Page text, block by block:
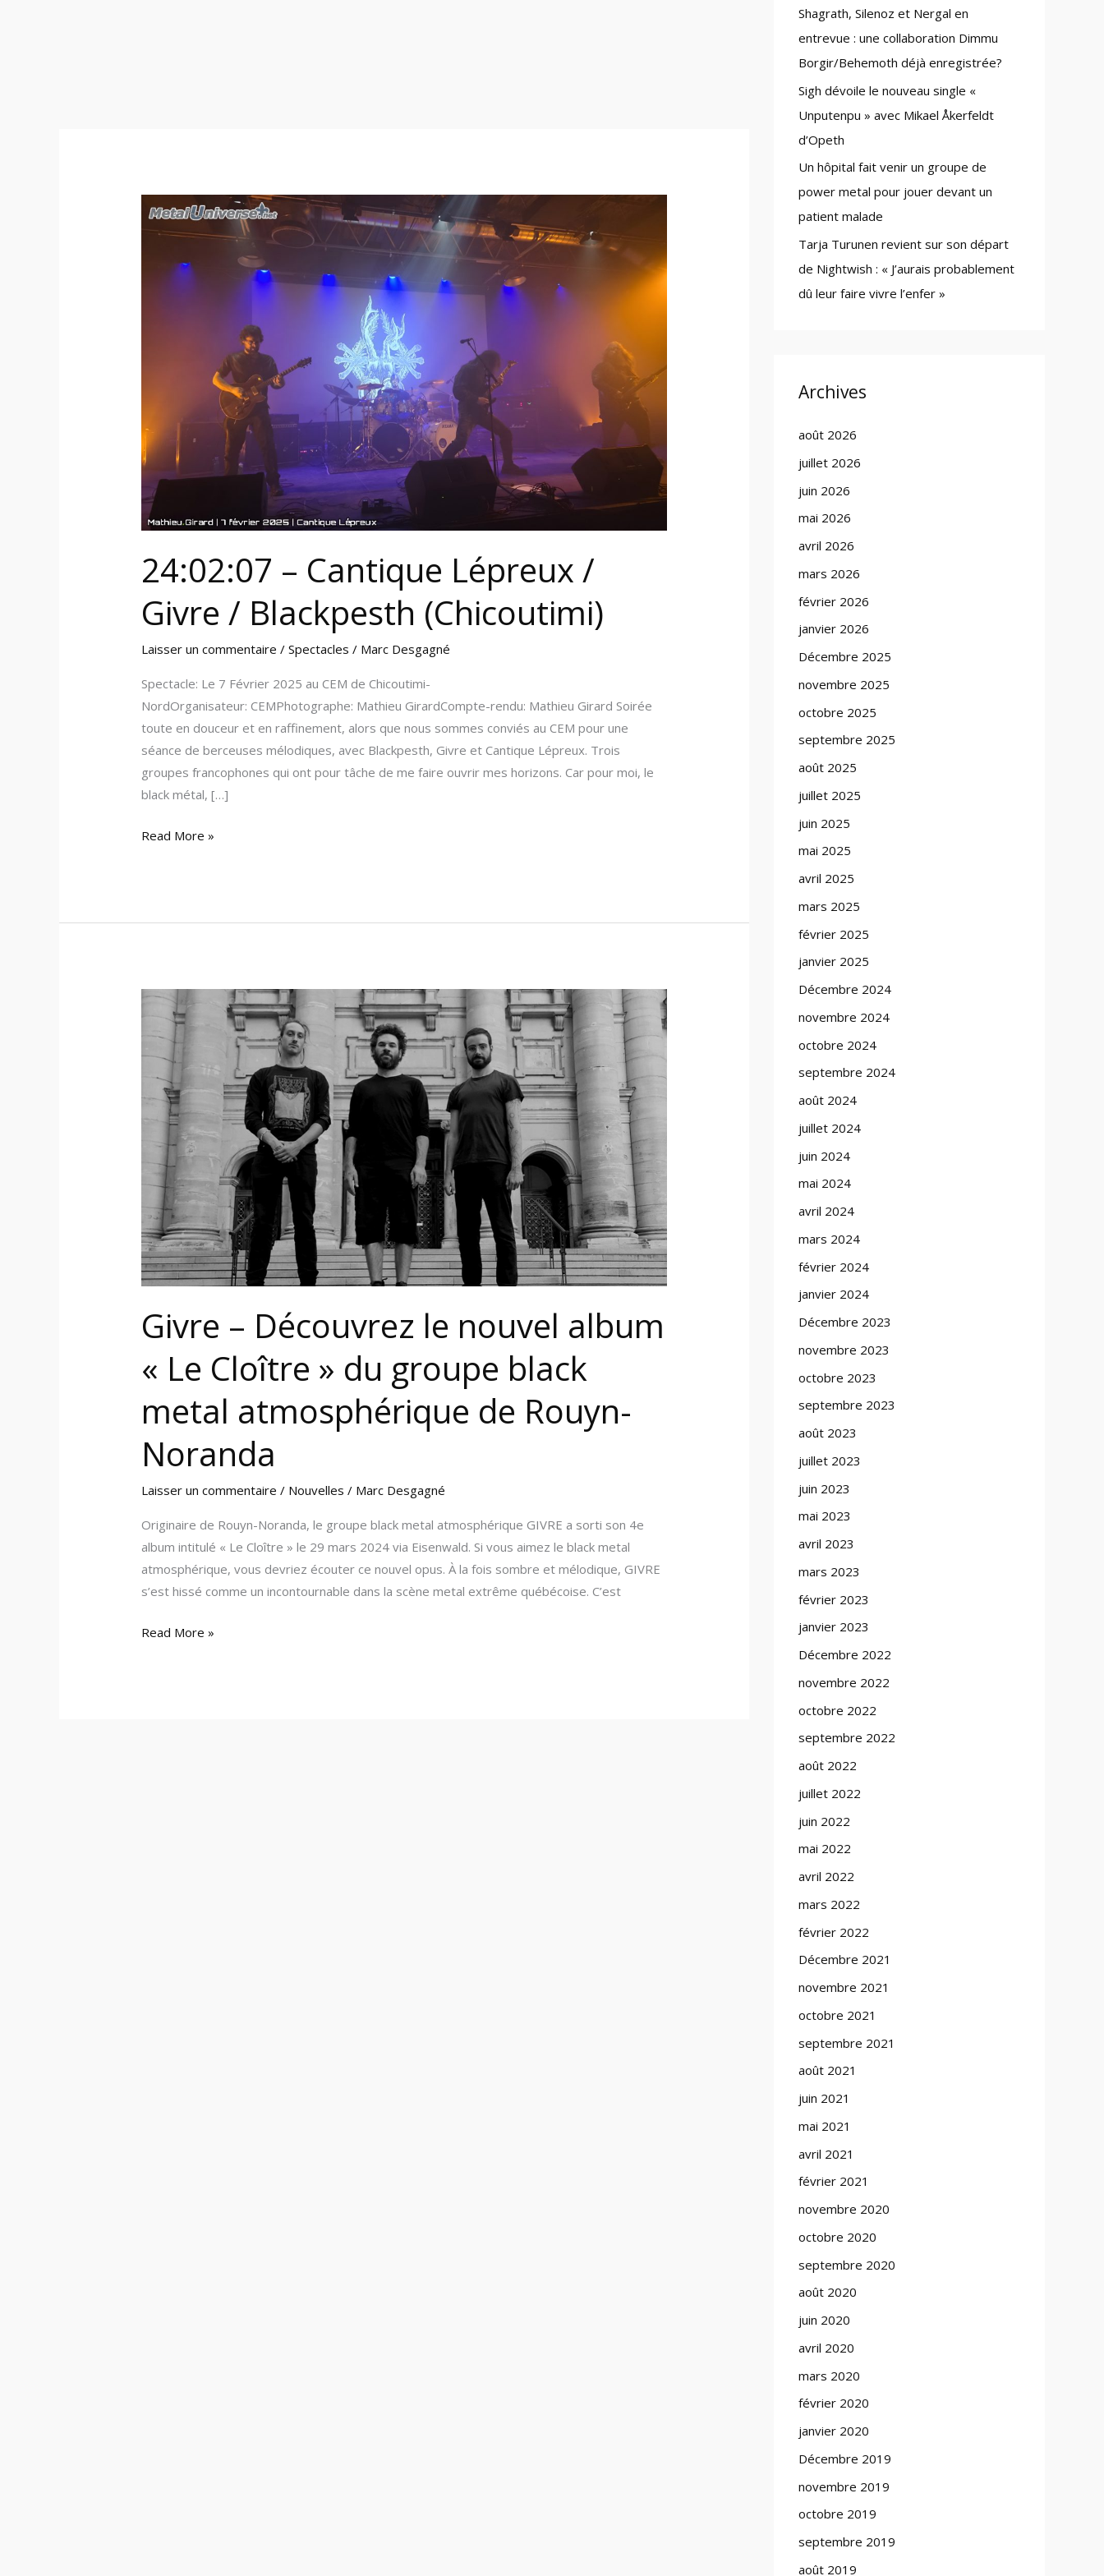
24:02:07 – Cantique Lépreux /
Givre / Blackpesth (Chicoutimi)
Laisser un commentaire /Spectacles / Marc Desgagné
Spectacle: Le 7 Février 2025 au CEM de Chicoutimi-
NordOrganisateur: CEMPhotographe: Mathieu GirardCompte-rendu: Mathieu Girard Soirée
toute en douceur et en raffinement, alors que nous sommes conviés au CEM pour une
séance de berceuses mélodiques, avec Blackpesth, Givre et Cantique Lépreux. Trois
groupes francophones qui ont pour tâche de me faire ouvrir mes horizons. Car pour moi, le
black métal, […]
24:02:07
Lépreux
Read More »
Givre – Découvrez le nouvel album
« Le Cloître » du groupe black
metal atmosphérique de Rouyn-
Noranda
Laisser un commentaire / Nouvelles / Marc Desgagné
Originaire de Rouyn-Noranda, le groupe black metal atmosphérique GIVRE a sorti son 4e
album intitulé « Le Cloître » le 29 mars 2024 via Eisenwald. Si vous aimez le black metal
atmosphérique, vous devriez écouter ce nouvel opus. À la fois sombre et mélodique, GIVRE
s’est hissé comme un incontournable dans la scène metal extrême québécoise. C’est
Givre
Découvrez
nouvel
album
Cloître »
groupe
black
metal
atmosphérique
de
Noranda
Read More »
:Shagrath, Silenoz et Nergal en
entrevue : une collaboration Dimmu
Borgir/Behemoth déjà enregistrée?
Sigh dévoile le nouveau single «
Unputenpu » avec Mikael Åkerfeldt
d’Opeth
Un hôpital fait venir un groupe de
power metal pour jouer devant un
patient malade
Tarja Turunen revient sur son départ
de Nightwish : « J’aurais probablement
dû leur faire vivre l’enfer »
Archives
août 2026
juillet 2026
juin 2026
mai 2026
avril 2026
mars 2026
février 2026
janvier 2026
Décembre 2025
novembre 2025
octobre 2025
septembre 2025
août 2025
juillet 2025
juin 2025
mai 2025
avril 2025
mars 2025
février 2025
janvier 2025
Décembre 2024
novembre 2024
octobre 2024
septembre 2024
août 2024
juillet 2024
juin 2024
mai 2024
avril 2024
mars 2024
février 2024
janvier 2024
Décembre 2023
novembre 2023
octobre 2023
septembre 2023
août 2023
juillet 2023
juin 2023
mai 2023
avril 2023
mars 2023
février 2023
janvier 2023
Décembre 2022
novembre 2022
octobre 2022
septembre 2022
août 2022
juillet 2022
juin 2022
mai 2022
avril 2022
mars 2022
février 2022
Décembre 2021
novembre 2021
octobre 2021
septembre 2021
août 2021
juin 2021
mai 2021
avril 2021
février 2021
novembre 2020
octobre 2020
septembre 2020
août 2020
juin 2020
avril 2020
mars 2020
février 2020
janvier 2020
Décembre 2019
novembre 2019
octobre 2019
septembre 2019
août 2019